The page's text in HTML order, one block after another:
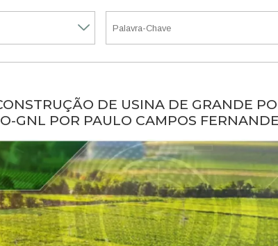
DE USINA DE GRANDE
GNL POR PAULO CAMPOS